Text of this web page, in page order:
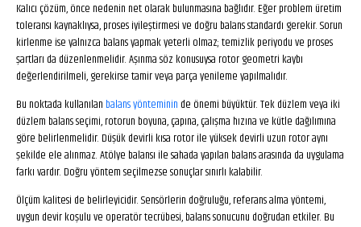
Kalıcı çözüm, önce nedenin net olarak bulunmasına bağlıdır. Eğer problem üretim
toleransı kaynaklıysa, proses iyileştirmesi ve doğru balans standardı gerekir. Sorun
kirlenme ise yalnızca balans yapmak yeterli olmaz; temizlik periyodu ve proses
şartları da düzenlenmelidir. Aşınma söz konusuysa rotor geometri kaybı
değerlendirilmeli, gerekirse tamir veya parça yenileme yapılmalıdır.
Bu noktada kullanılan balans yönteminin de önemi büyüktür. Tek düzlem veya iki
düzlem balans seçimi, rotorun boyuna, çapına, çalışma hızına ve kütle dağılımına
göre belirlenmelidir. Düşük devirli kısa rotor ile yüksek devirli uzun rotor aynı
şekilde ele alınmaz. Atölye balansı ile sahada yapılan balans arasında da uygulama
farkı vardır. Doğru yöntem seçilmezse sonuçlar sınırlı kalabilir.
Ölçüm kalitesi de belirleyicidir. Sensörlerin doğruluğu, referans alma yöntemi,
uygun devir koşulu ve operatör tecrübesi, balans sonucunu doğrudan etkiler. Bu